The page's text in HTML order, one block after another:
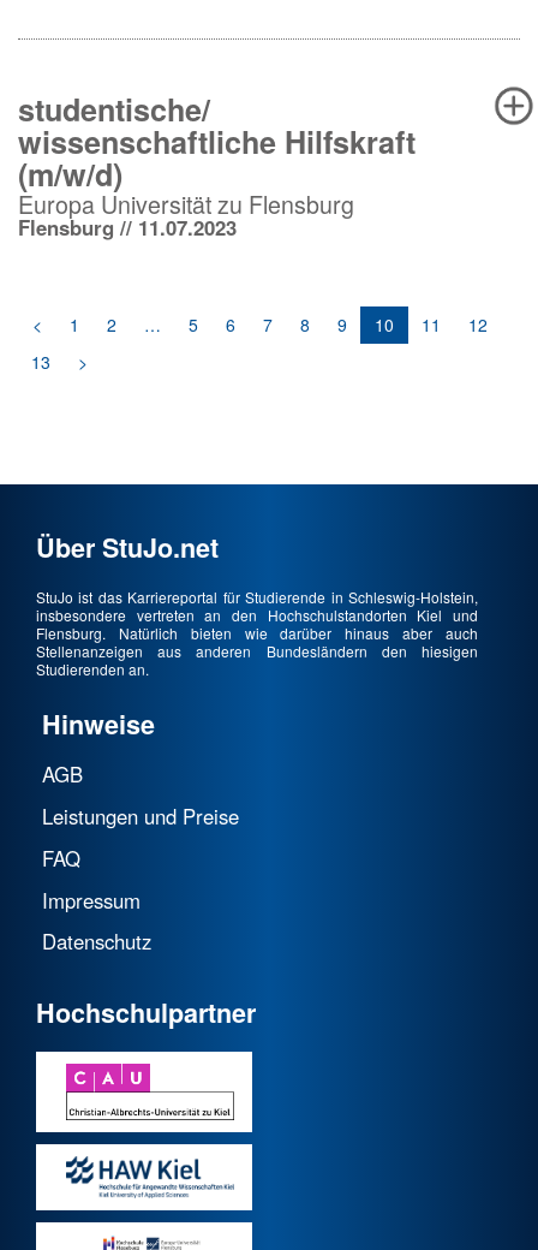
studentische/
wissenschaftliche Hilfskraft
(m/w/d)
Europa Universität zu Flensburg
Flensburg // 11.07.2023
< 1 2 … 5 6 7 8 9 10 11
12
13
>
Über StuJo.net
StuJo ist das Karriereportal für Studierende in Schleswig-Holstein,
insbesondere vertreten an den Hochschulstandorten Kiel und
Flensburg. Natürlich bieten wie darüber hinaus aber auch
Stellenanzeigen aus anderen Bundesländern den hiesigen
Studierenden an.
Hinweise
AGB
Leistungen und Preise
FAQ
Impressum
Datenschutz
Hochschulpartner